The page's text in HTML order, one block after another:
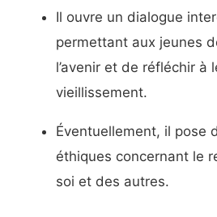
Il ouvre un dialogue
permettant aux jeunes
l’avenir et de réfléchir à
vieillissement.
Éventuellement, il pose
éthiques concernant le
soi et des autres.